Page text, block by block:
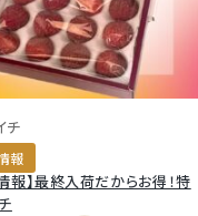
チ
報
報】最終入荷だからお得！特